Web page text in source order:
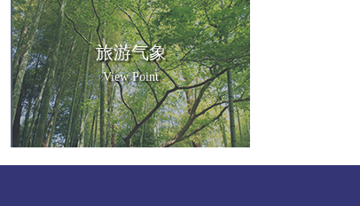
旅游气象
View Point